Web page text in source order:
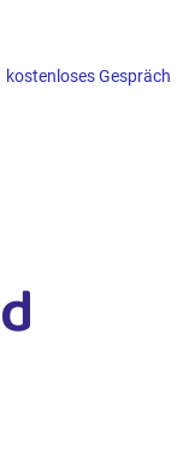
kostenloses Gespräch